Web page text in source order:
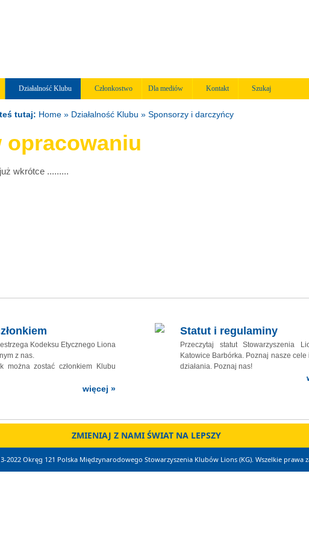
Działalność Klubu Członkostwo Dla mediów Kontakt Szukaj
tutaj: Home» Działalność Klubu » Sponsorzy i darczyńcy
opracowaniu
wkrótce .........
Kodeksu Etycznego Liona
z nas.
można zostać członkiem Klubu
więcej »
Statut i regulaminy
Przeczytaj statut Stowarzyszenia
Katowice Barbórka. Poznaj nasze cele
działania. Poznaj nas!
ZMIENIAJ Z NAMI ŚWIAT NA LEPSZY
2022 Okręg 121 Polska Międzynarodowego Stowarzyszenia Klubów Lions (KG). Wszelkie prawa